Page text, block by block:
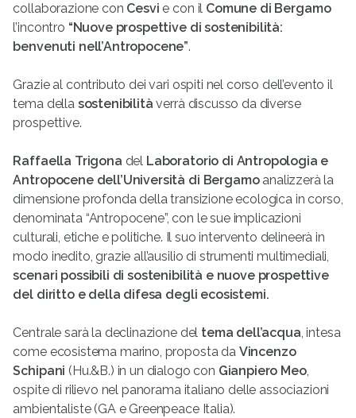
collaborazione con Cesvi e con il Comune di Bergamo
l’incontro “Nuove prospettive di sostenibilità:
benvenuti nell’Antropocene”.
Grazie al contributo dei vari ospiti nel corso dell’evento il
tema della sostenibilità verrà discusso da diverse
prospettive.
Raffaella Trigona del Laboratorio di Antropologia e
Antropocene dell’Università di Bergamoanalizzerà la
dimensione profonda della transizione ecologica in corso,
denominata “Antropocene”, con le sue implicazioni
culturali, etiche e politiche. Il suo intervento delineerà in
modo inedito, grazie all’ausilio di strumenti multimediali,
scenari possibili di sostenibilità e nuove prospettive
del diritto e della difesa degli ecosistemi.
Centrale sarà la declinazione del tema dell’acqua, intesa
come ecosistema marino, proposta da Vincenzo
Schipani (Hu.&B.) in un dialogo con Gianpiero Meo,
ospite di rilievo nel panorama italiano delle associazioni
ambientaliste (GA e Greenpeace Italia).